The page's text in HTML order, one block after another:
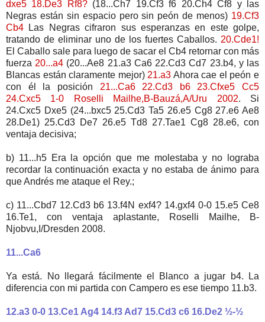
dxe5 18.De3 Rf8?(18...Ch7 19.Cf3 f6 20.Ch4 Cf8 y las
Negras están sin espacio pero sin peón de menos) 19.Cf3
Cb4 Las Negras cifraron sus esperanzas en este golpe,
tratando de eliminar uno de los fuertes Caballos. 20.Cde1!
El Caballo sale para luego de sacar el Cb4 retornar con más
fuerza 20...a4 (20...Ae8 21.a3 Ca6 22.Cd3 Cd7 23.b4, y las
Blancas están claramente mejor) 21.a3 Ahora cae el peón e
con él la posición 21...Ca6 22.Cd3 b6 23.Cfxe5 Cc5
24.Cxc5 1-0 Roselli Mailhe,B-Bauzá,A/Uru 2002. Si
24.Cxc5 Dxe5 (24...bxc5 25.Cd3 Ta5 26.e5 Cg8 27.e6 Ae8
28.De1) 25.Cd3 De7 26.e5 Td8 27.Tae1 Cg8 28.e6, con
ventaja decisiva;
b) 11...h5 Era la opción que me molestaba y no lograba
recordar la continuación exacta y no estaba de ánimo para
que Andrés me ataque el Rey.;
c) 11...Cbd7 12.Cd3 b6 13.f4N exf4? 14.gxf4 0-0 15.e5 Ce8
16.Te1, con ventaja aplastante, Roselli Mailhe, B-
Njobvu,I/Dresden 2008.
11...Ca6
Ya está. No llegará fácilmente el Blanco a jugar b4. La
diferencia con mi partida con Campero es ese tiempo 11.b3.
12.a3 0-0 13.Ce1 Ag4 14.f3 Ad7 15.Cd3 c6 16.De2 ½-½